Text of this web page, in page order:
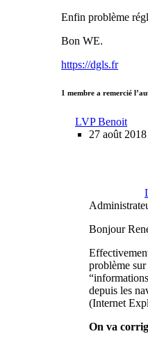
Enfin problème
Bon WE.
https://dgls.fr
1 membre a remercié
LVP Benoit
27 août
Bonjour
problème
depuis les
(Internet
On va